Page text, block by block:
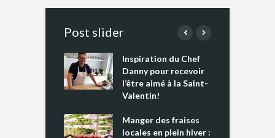
Post slider
Inspiration du Chef
Danny pour recevoir
l’être aimé à la Saint-
Valentin!
Manger des fraises
locales en plein hiver :